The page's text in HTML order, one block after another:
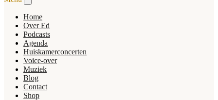
Home
Over Ed
Podcasts
Agenda
Huiskamerconcerten
Voice-over
Muziek
Blog
Contact
Shop